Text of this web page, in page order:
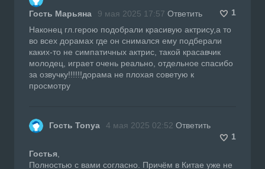
Гость Марьяна 9 мая 2025 17:57 Ответить
1
Наконец гл.герою подобрали красивую актрису,а то
во всех дорамах где он снимался ему подберали
каких-то не симпатичных актрис, такой красавчик
молодец, играет очень реально, отдельное спасибо
за озвучку!!!!!!дорама не плохая советую к
просмотру
Гость Tonya 4 мая 2025 02:52 Ответить
1
Гостья
Полностью с вами согласно. Причём в Китае уже не